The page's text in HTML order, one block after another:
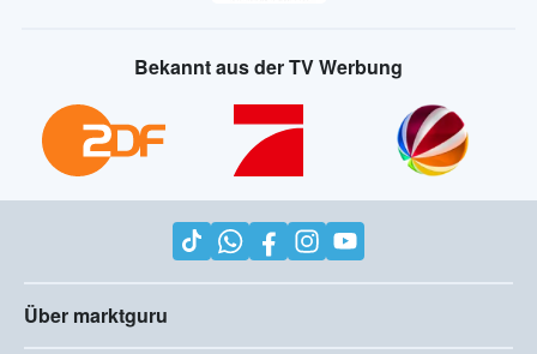
Bekannt aus der TV Werbung
Über marktguru